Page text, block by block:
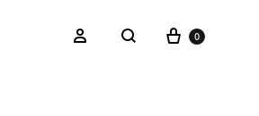
Sign in
Search
Cart
0